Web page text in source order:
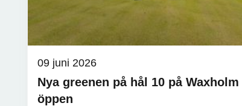
09 juni 2026
Nya greenen på hål 10 på Waxholm
öppen